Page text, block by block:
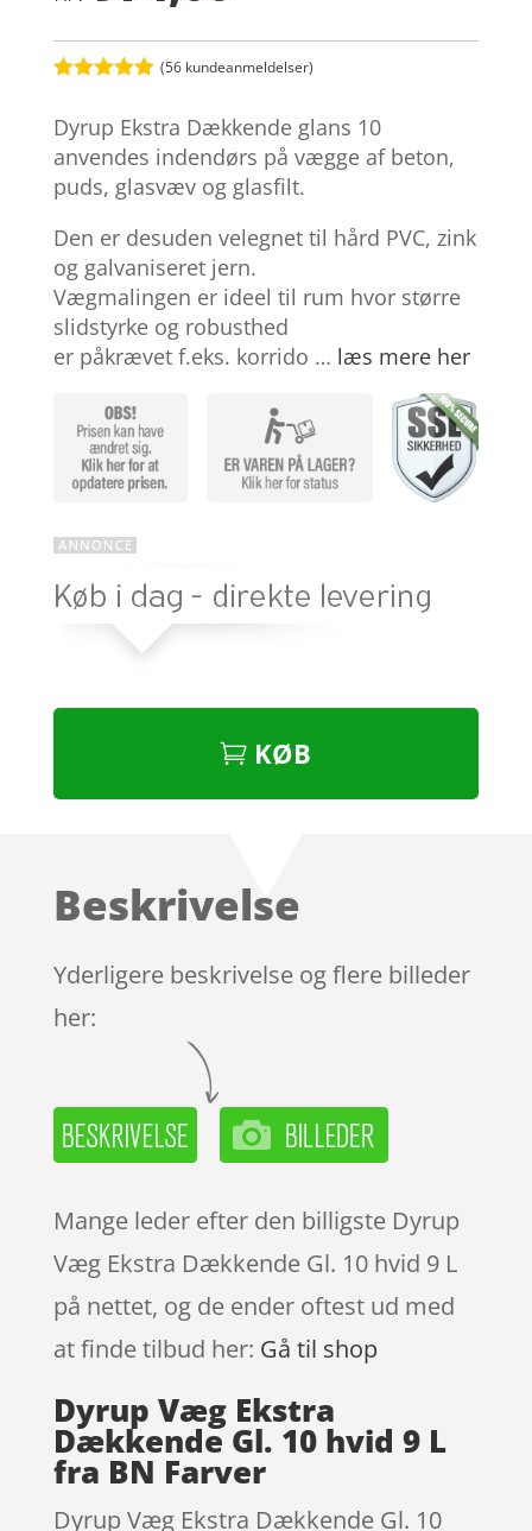
ud af 5
baseret på
kundebedøm
melser
(56 kundeanmeldelser)
Dyrup Ekstra Dækkende glans 10
anvendes indendørs på vægge af beton,
puds, glasvæv og glasfilt.
Den er desuden velegnet til hård PVC, zink
og galvaniseret jern.
Vægmalingen er ideel til rum hvor større
slidstyrke og robusthed
er påkrævet f.eks. korrido … læs mere her
KØB
Beskrivelse
Yderligere beskrivelse og flere billeder
her:
Mange leder efter den billigste Dyrup
Væg Ekstra Dækkende Gl. 10 hvid 9 L
på nettet, og de ender oftest ud med
at finde tilbud her: Gå til shop
Dyrup Væg Ekstra
Dækkende Gl. 10 hvid 9 L
fra BN Farver
Dyrup Væg Ekstra Dækkende Gl. 10